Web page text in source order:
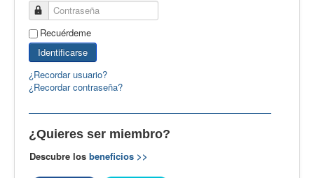
Calidad
Artículos
Recursos
Observatorio EB
CIEB
Contacto
Contraseña
Recuérdeme
Identificarse
¿Recordar usuario?
¿Recordar contraseña?
¿Quieres ser miembro?
Descubre los beneficios >>